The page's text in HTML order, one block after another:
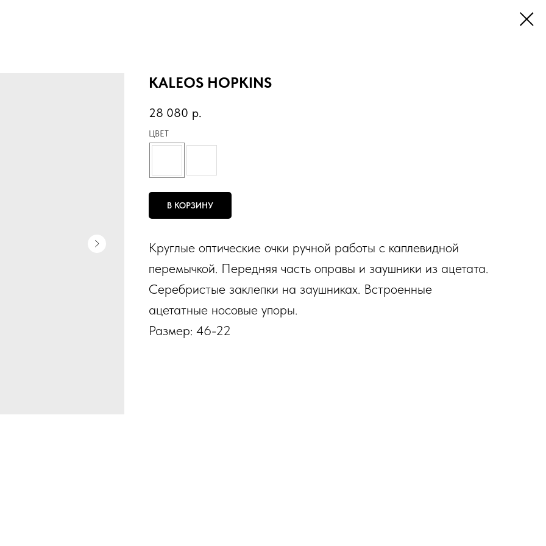
KALEOS HOPKINS
28 080 р.
ЦВЕТ
В КОРЗИНУ
Круглые оптические очки ручной работы с каплевидной
перемычкой. Передняя часть оправы и заушники из ацетата.
Серебристые заклепки на заушниках. Встроенные
ацетатные носовые упоры.
Размер: 46-22